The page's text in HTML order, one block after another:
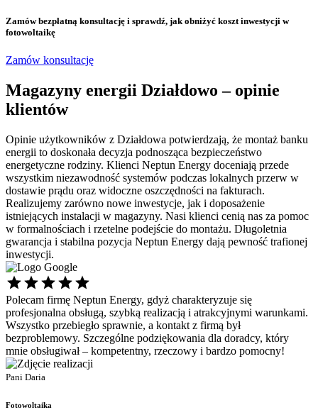
Zamów bezpłatną konsultację i sprawdź, jak obniżyć koszt inwestycji w
fotowoltaikę
Zamów konsultację
Magazyny energii Działdowo – opinie
klientów
Opinie użytkowników z Działdowa potwierdzają, że montaż banku
energii to doskonała decyzja podnosząca bezpieczeństwo
energetyczne rodziny. Klienci Neptun Energy doceniają przede
wszystkim niezawodność systemów podczas lokalnych przerw w
dostawie prądu oraz widoczne oszczędności na fakturach.
Realizujemy zarówno nowe inwestycje, jak i doposażenie
istniejących instalacji w magazyny. Nasi klienci cenią nas za pomoc
w formalnościach i rzetelne podejście do montażu. Długoletnia
gwarancja i stabilna pozycja Neptun Energy dają pewność trafionej
inwestycji.
Polecam firmę Neptun Energy, gdyż charakteryzuje się
profesjonalna obsługą, szybką realizacją i atrakcyjnymi warunkami.
Wszystko przebiegło sprawnie, a kontakt z firmą był
bezproblemowy. Szczególne podziękowania dla doradcy, który
mnie obsługiwał – kompetentny, rzeczowy i bardzo pomocny!
Pani Daria
Fotowoltaika